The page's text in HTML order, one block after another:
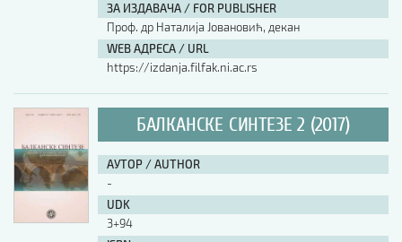
ЗА ИЗДАВАЧА / FOR PUBLISHER
Проф. др Наталија Јовановић, декан
WEB АДРЕСА / URL
https://izdanja.filfak.ni.ac.rs
БАЛКАНСКЕ СИНТЕЗЕ 2 (2017)
АУТОР / AUTHOR
-
UDK
3+94